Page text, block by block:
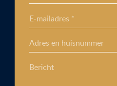
E-mailadres *
Adres en huisnummer
Bericht